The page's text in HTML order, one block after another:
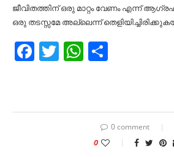
ജീവിതത്തിന് ഒരു മാറ്റം വേണം എന്ന്
ഒരു തടസ്സമേ അല്ലെന്ന്
Facebook
TwitterWhatsApp
0 comment
0